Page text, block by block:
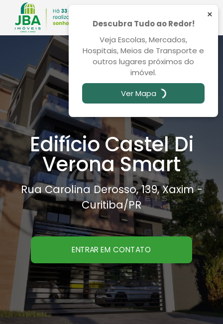
Edifício Castel Di
Verona Smart
Rua Carolina Derosso, 139, Xaxim -
Curitiba/PR
ENTRAR EM CONTATO
×
Descubra Tudo ao Redor!
Veja Escolas, Mercados,
Hospitais, Meios de Transporte e
outros lugares próximos do
imóvel.
Ver Mapa